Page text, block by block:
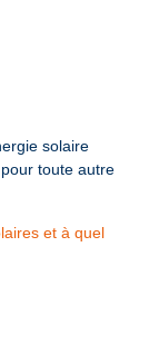
solaire
toute autre
et à quel